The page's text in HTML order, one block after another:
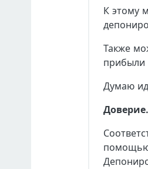
К этому
Также
прибыли
Думаю
Доверие.
помощью